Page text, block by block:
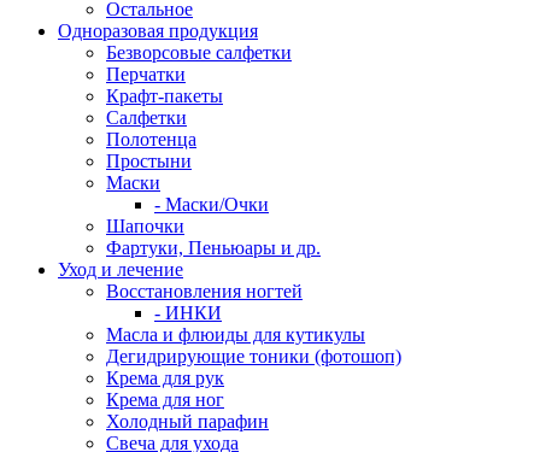
Остальное
Одноразовая продукция
Безворсовые салфетки
Перчатки
Крафт-пакеты
Салфетки
Полотенца
Простыни
Маски
- Маски/Очки
Шапочки
Фартуки, Пеньюары и др.
Уход и лечение
Восстановления ногтей
- ИНКИ
Масла и флюиды для кутикулы
Дегидрирующие тоники (фотошоп)
Крема для рук
Крема для ног
Холодный парафин
Свеча для ухода